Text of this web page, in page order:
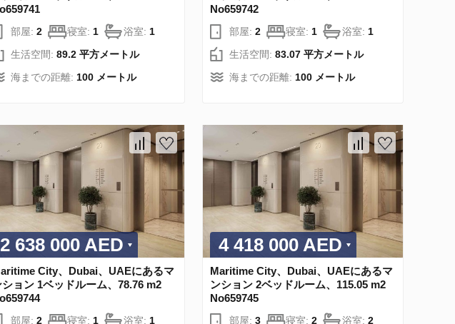
部屋: 2 寝室: 1 浴室: 1
生活空間: 89.2 平方メートル
海までの距離: 100 メートル
No659742
部屋: 2 寝室: 1 浴室: 1
生活空間: 83.07 平方メートル
海までの距離: 100 メートル
2 638 000 AED
City、Dubai、UAEにあるマ
ション 1ベッドルーム、78.76 m2
部屋: 2 寝室: 1 浴室: 1
4 418 000 AED
Maritime City、Dubai、UAEにあるマ
ンション 2ベッドルーム、115.05 m2
No659745
部屋: 3 寝室: 2 浴室: 2